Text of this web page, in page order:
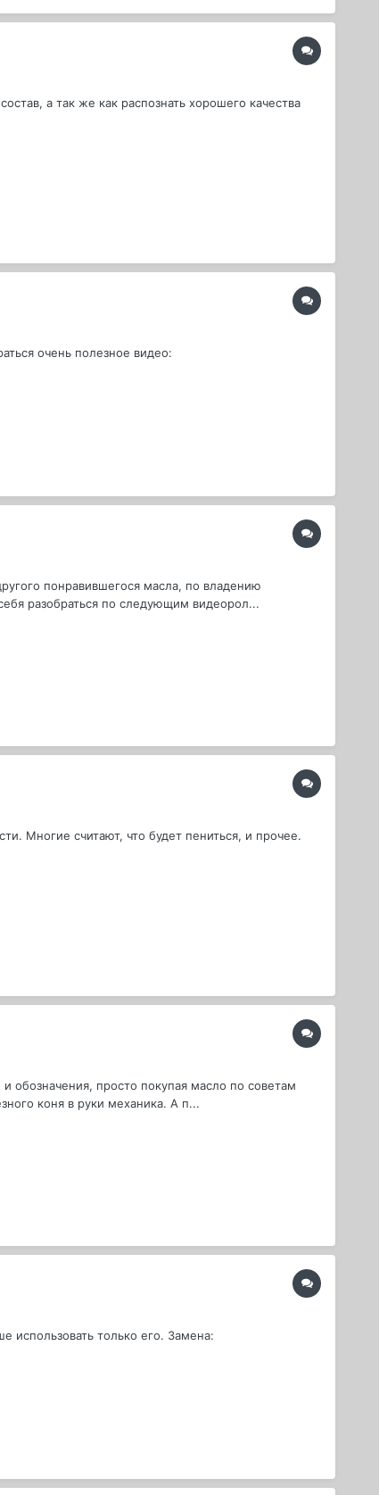
а так же как распознать хорошего качества
очень полезное видео:
понравившегося масла, по владению
разобраться по следующим видеорол...
Многие считают, что будет пениться, и прочее.
обозначения, просто покупая масло по советам
коня в руки механика. А п...
использовать только его. Замена: